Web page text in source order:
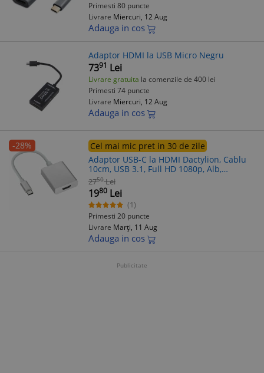
Primesti 80 puncte
Livrare Miercuri, 12 Aug
Adauga in cos
Adaptor HDMI la USB Micro Negru
7391 Lei
Livrare gratuita la comenzile de 400 lei
Primesti 74 puncte
Livrare Miercuri, 12 Aug
Adauga in cos
-28%
Cel mai mic pret in 30 de zile
Adaptor USB-C la HDMI Dactylion, Cablu
10cm, USB 3.1, Full HD 1080p, Alb,
Plug&Play, Smartphone, Tableta, Laptop
2750 Lei
1980 Lei
(1)
Primesti 20 puncte
Livrare Marți, 11 Aug
Adauga in cos
Publicitate